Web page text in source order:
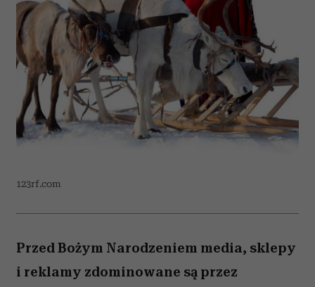
123rf.com
Przed Bożym Narodzeniem media, sklepy
i reklamy zdominowane są przez